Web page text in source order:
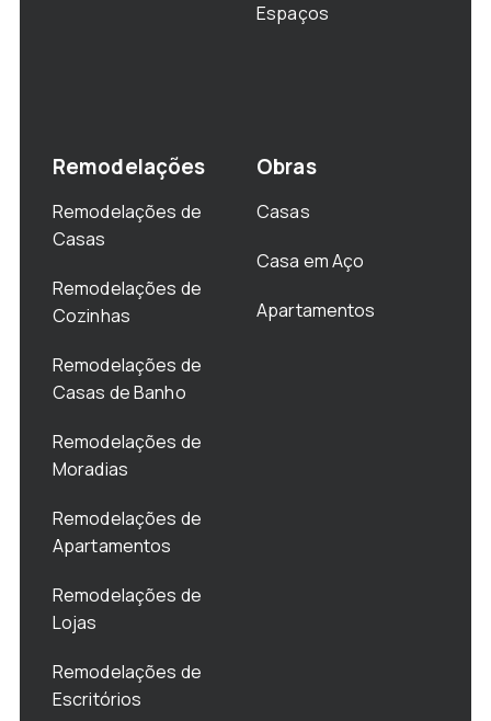
Espaços
Remodelações
Remodelações de
Casas
Remodelações de
Cozinhas
Remodelações de
Casas de Banho
Remodelações de
Moradias
Remodelações de
Apartamentos
Remodelações de
Lojas
Remodelações de
Escritórios
Obras
Casas
Casa em Aço
Apartamentos